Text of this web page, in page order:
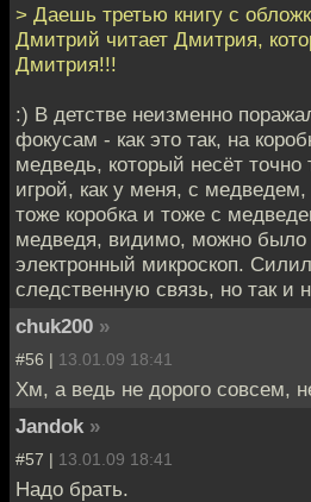
> Даешь третью книгу с
Дмитрий читает Дмитрия,
Дмитрия!!!
:) В детстве неизменно
фокусам - как это так, на
медведь, который несёт точно
игрой, как у меня, с
тоже коробка и тоже с
медведя, видимо, можно было
электронный микроскоп.
следственную связь, но так и
chuk200 »
#56 | 13.01.09 18:41
Хм, а ведь не дорого совсем,
Jandok »
#57 | 13.01.09 18:41
Надо брать.